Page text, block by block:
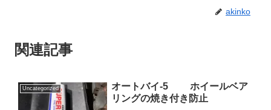
akinko
関連記事
Uncategorized
オートバイ-5 ホイールベア
リングの焼き付き防止